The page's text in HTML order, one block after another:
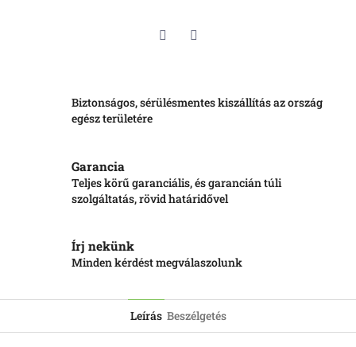
Biztonságos, sérülésmentes kiszállítás az ország
egész területére
Garancia
Teljes körű garanciális, és garancián túli
szolgáltatás, rövid határidővel
Írj nekünk
Minden kérdést megválaszolunk
Leírás Beszélgetés